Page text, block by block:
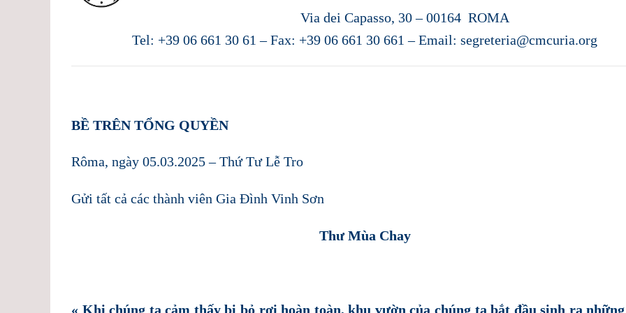
Via dei Capasso, 30 – 00164 ROMA
Tel: +39 06 661 30 61 – Fax: +39 06 661 30 661 – Email: segreteria@cmcuria.org
BỀ TRÊN TỔNG QUYỀN
Rôma, ngày 05.03.2025 – Thứ Tư Lễ Tro
Gửi tất cả các thành viên Gia Đình Vinh Sơn
Thư Mùa Chay
« Khi chúng ta cảm thấy bị bỏ rơi hoàn toàn, khu vườn của chúng ta bắt đầu sinh ra